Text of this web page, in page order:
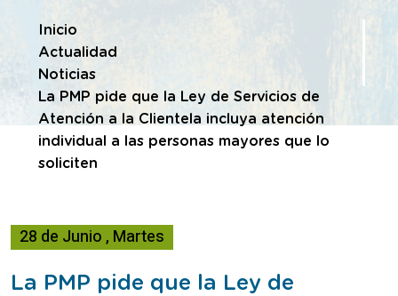
Te encuentras en
Inicio
Actualidad
Noticias
La PMP pide que la Ley de Servicios de
Atención a la Clientela incluya atención
individual a las personas mayores que lo
soliciten
28 de Junio, Martes
La PMP pide que la Ley de